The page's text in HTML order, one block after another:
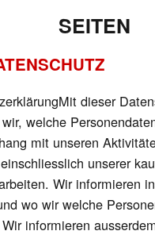
SEITEN
dieser
welche
mit unseren
unserer
Wir informieren
wo wir welche
informieren